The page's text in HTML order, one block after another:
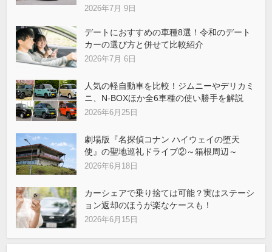
2026年7月 9日
デートにおすすめの車種8選！令和のデート
カーの選び方と併せて比較紹介
2026年7月 6日
人気の軽自動車を比較！ジムニーやデリカミ
ニ、N-BOXほか全6車種の使い勝手を解説
2026年6月25日
劇場版『名探偵コナン ハイウェイの堕天
使』の聖地巡礼ドライブ②～箱根周辺～
2026年6月18日
カーシェアで乗り捨ては可能？実はステーシ
ョン返却のほうが楽なケースも！
2026年6月15日